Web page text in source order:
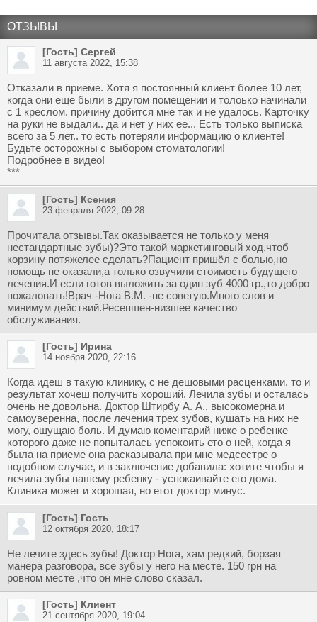
ОТЗЫВЫ
[Гость] Сергей
11 августа 2022, 15:38
Отказали в приеме. Хотя я постоянный клиент более 10 лет,
когда они еще были в другом помещении и толоько начинали
с 1 креслом. причину добится мне так и не удалось. Карточку
на руки не выдали.. да и нет у них ее... Есть только выписка
всего за 5 лет.. то есть потеряли информацию о клиенте!
Будьте осторожны с выбором стоматологии!
Подробнее в видео!
***
[Гость] Ксения
23 февраля 2022, 09:28
Прочитала отзывы.Так оказывается не только у меня
нестандартные зубы)?Это такой маркетинговый ход,чтоб
корзину потяжелее сделать?Пациент пришёл с болью,но
помощь не оказали,а только озвучили стоимость будущего
лечения.И если готов выложить за один зуб 4000 гр.,то добро
пожаловать!Врач -Нога В.М. -не советую.Много слов и
минимум действий.Ресепшен-низшее качество
обслуживания.
[Гость] Ирина
14 ноября 2020, 22:16
Когда идеш в такую клинику, с не дешовыми расценками, то и
результат хочеш получить хороший. Лечила зубы и осталась
очень не довольна. Доктор Штирбу А. А., высокомерна и
самоуверенна, после лечения трех зубов, кушать на них не
могу, ощущаю боль. И думаю коментарий ниже о ребенке
которого даже не попыталась успокоить ето о ней, когда я
была на приеме она расказывала при мне медсестре о
подобном случае, и в заключение добавила: хотите чтобы я
лечила зубы вашему ребенку - успокаивайте его дома.
Клиника может и хорошая, но етот доктор минус.
[Гость] Гость
12 октября 2020, 18:17
Не лечите здесь зубы! Доктор Нога, хам редкий, борзая
манера разговора, все зубы у него на месте. 150 грн на
ровном месте ,что он мне слово сказал.
[Гость] Клиент
21 сентября 2020, 19:04